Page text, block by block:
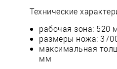
Технические
рабочая зона: 520
размеры ножа:
максимальная
мм